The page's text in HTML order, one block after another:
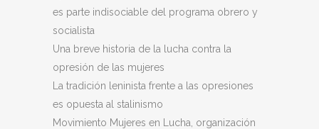
es parte indisociable del programa obrero y
socialista
Una breve historia de la lucha contra la
opresión de las mujeres
La tradición leninista frente a las opresiones
es opuesta al stalinismo
Movimiento Mujeres en Lucha, organización